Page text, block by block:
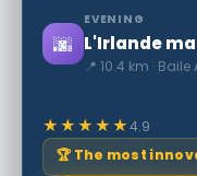
🌆
EVENING
📍 10.4 km ·
★★★★★4.9
🏆 The most